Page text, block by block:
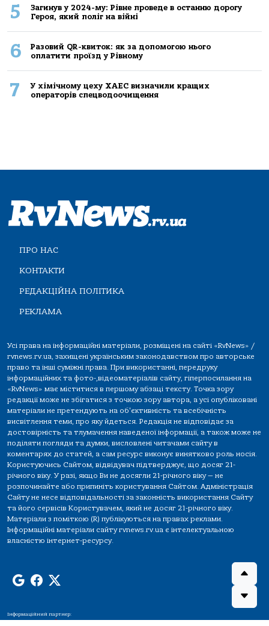
5
Загинув у 2024-му: Рівне проведе в останню дорогу
Героя, який поліг на війні
6
Разовий QR-квиток: як за допомогою нього
оплатити проїзд у Рівному
7
У хімічному цеху ХАЕС визначили кращих
операторів спецводоочищення
ПРО НАС
КОНТАКТИ
РЕДАКЦІЙНА ПОЛІТИКА
РЕКЛАМА
Усі права на інформаційні матеріали, розміщені на сайті «RvNews» /
rvnews.rv.ua, захищені українським законодавством про авторське
право та інші суміжні права. При використанні, передруку
інформаційних та фото-,відеоматеріалів сайту, гіперпосилання на
«RvNews» має міститися в першому абзаці тексту. Точка зору
редакції може не збігатися з точкою зору автора, а усі опубліковані
матеріали не претендують на об'єктивність та всебічність
висвітлення теми, про яку йдеться. Редакція не відповідає за
достовірність та тлумачення наведеної інформації, а також може не
поділяти погляди та думки, висловлені читачами сайту в
коментарях до статей, а сам ресурс виконує винятково роль носія.
Користуючись Сайтом, відвідувач підтверджує, що досяг 21-
річного віку. У разі, якщо Ви не досягли 21-річного віку — не
розпочинайте або припиніть користування Сайтом. Адміністрація
Сайту не несе відповідальності за законність використання Сайту
та його сервісів Користувачем, який не досяг 21-річного віку.
Матеріали з поміткою (R) публікуються на правах реклами.
Інформаційні матеріали сайту rvnews.rv.ua є інтелектуальною
власністю інтернет-ресурсу.
Інформаційний партнер: